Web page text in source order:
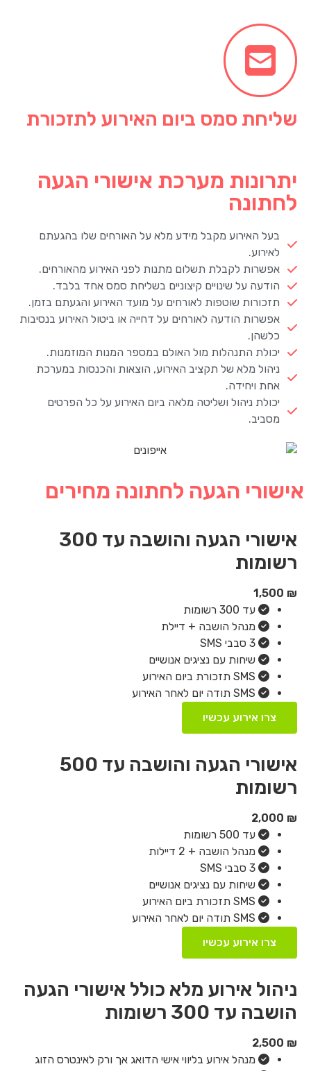
שליחת סמס ביום האירוע לתזכורת
יתרונות מערכת אישורי הגעה
לחתונה
בעל האירוע מקבל מידע מלא על האורחים שלו בהגעתם
לאירוע.
אפשרות לקבלת תשלום מתנות לפני האירוע מהאורחים.
הודעה על שינויים קיצוניים בשליחת סמס אחד בלבד.
תזכורות שוטפות לאורחים על מועד האירוע והגעתם בזמן.
אפשרות הודעה לאורחים על דחייה או ביטול האירוע בנסיבות
כלשהן.
יכולת התנהלות מול האולם במספר המנות המוזמנות.
ניהול מלא של תקציב האירוע, הוצאות והכנסות במערכת
אחת ויחידה.
יכולת ניהול ושליטה מלאה ביום האירוע על כל הפרטים
מסביב.
אישורי הגעה לחתונה מחירים
אישורי הגעה והושבה עד 300
רשומות
₪
1,500
עד 300 רשומות
מנהל הושבה + דיילת
3 סבבי SMS
שיחות עם נציגים אנושיים
SMS תזכורת ביום האירוע
SMS תודה יום לאחר האירוע
צרו אירוע עכשיו
אישורי הגעה והושבה עד 500
רשומות
₪
2,000
עד 500 רשומות
מנהל הושבה + 2 דיילות
3 סבבי SMS
שיחות עם נציגים אנושיים
SMS תזכורת ביום האירוע
SMS תודה יום לאחר האירוע
צרו אירוע עכשיו
ניהול אירוע מלא כולל אישורי הגעה
הושבה עד 300 רשומות
₪
2,500
מנהל אירוע בליווי אישי הדואג אך ורק לאינטרס הזוג